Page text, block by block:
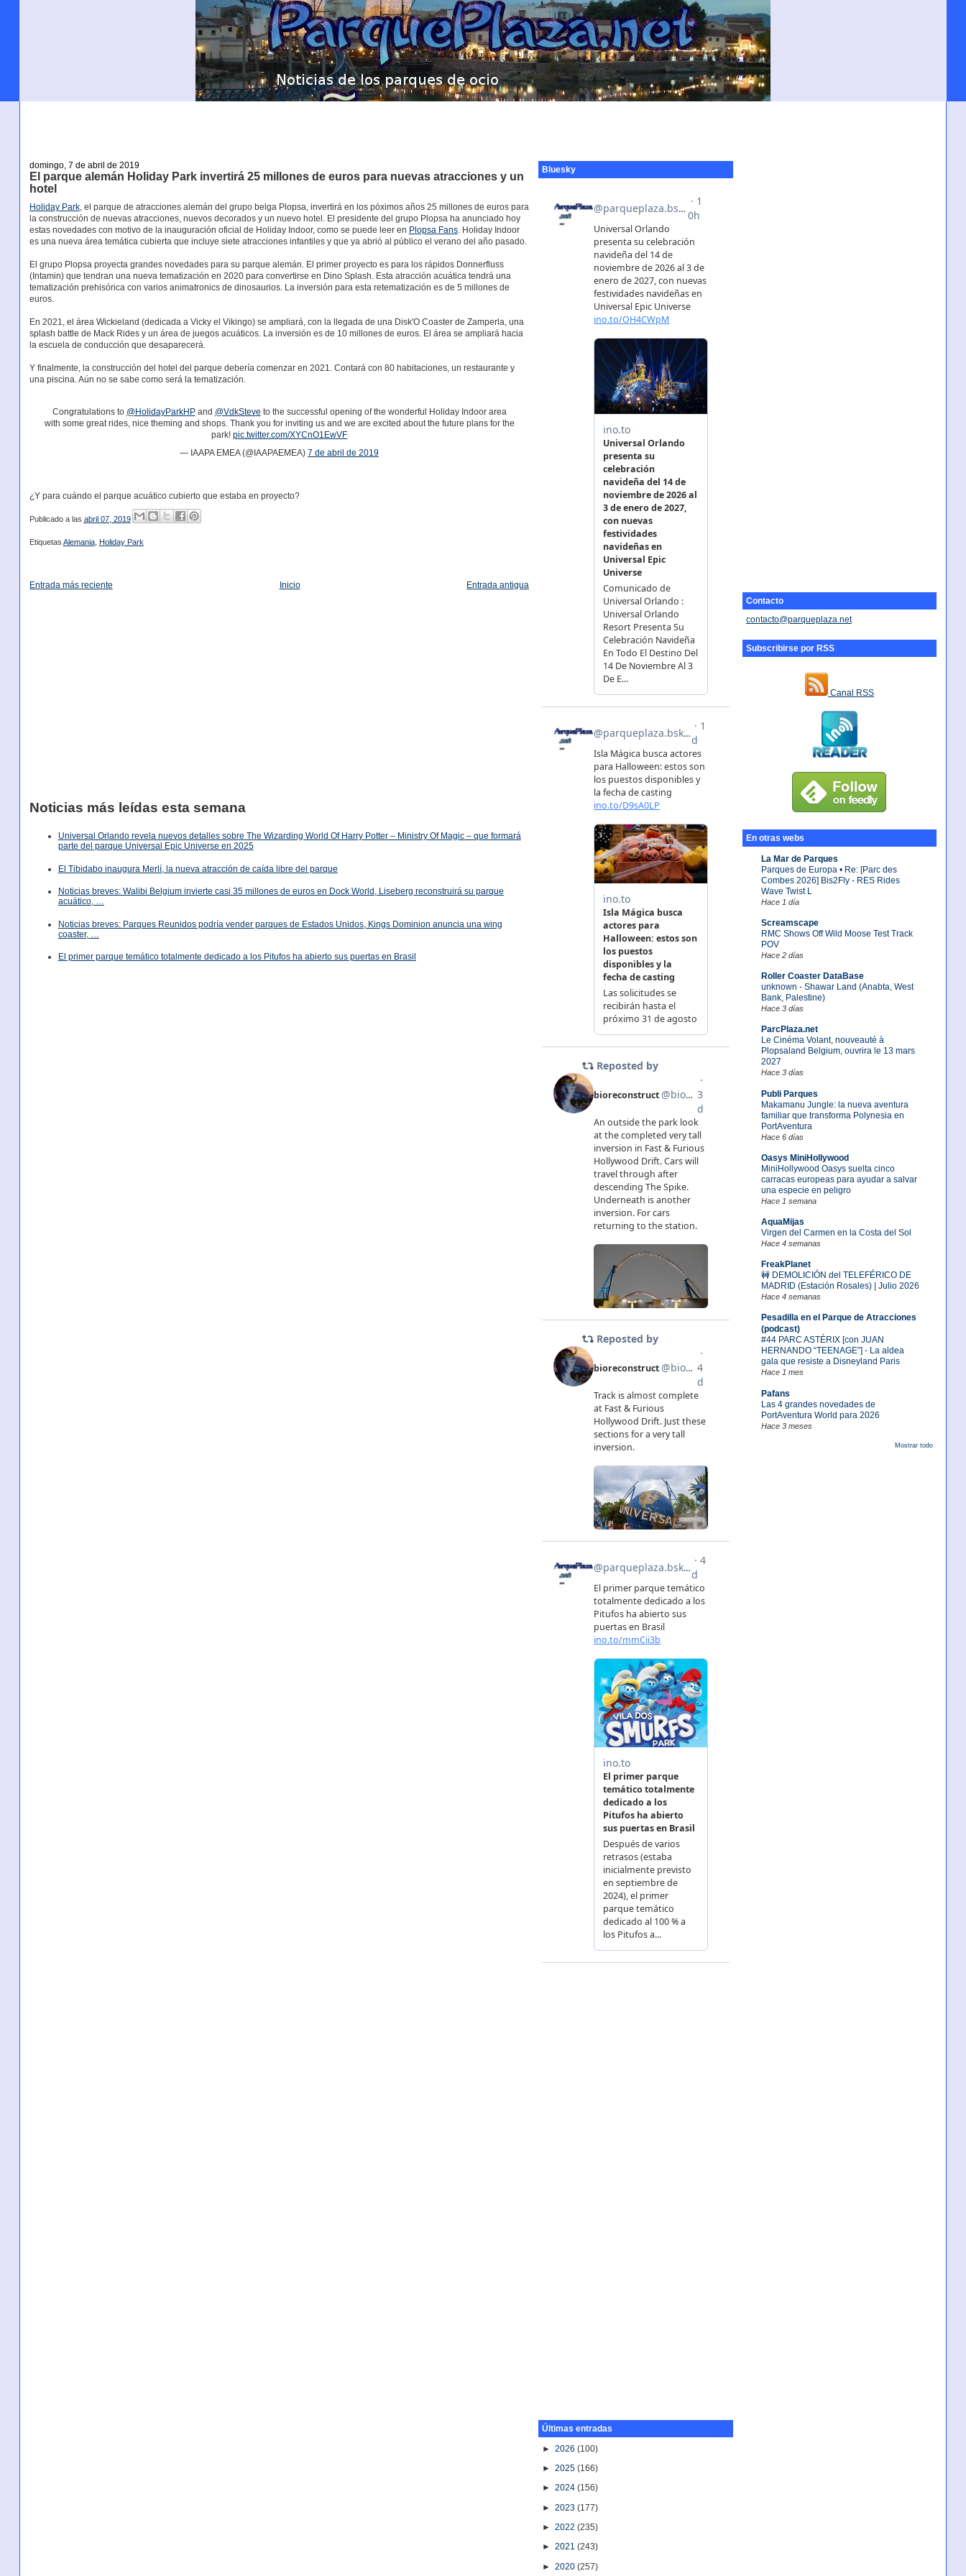
Contacto
contacto@parqueplaza.net
Subscribirse por RSS
Canal RSS
En otras webs
La Mar de Parques
Parques de Europa • Re: [Parc des
Combes 2026] Bis2Fly - RES Rides
Wave Twist L
Hace 1 día
Screamscape
RMC Shows Off Wild Moose Test Track
POV
Hace 2 días
Roller Coaster DataBase
unknown - Shawar Land (Anabta, West
Bank, Palestine)
Hace 3 días
ParcPlaza.net
Le Cinéma Volant, nouveauté à
Plopsaland Belgium, ouvrira le 13 mars
2027
Hace 3 días
Publi Parques
Makamanu Jungle: la nueva aventura
familiar que transforma Polynesia en
PortAventura
Hace 6 días
Oasys MiniHollywood
MiniHollywood Oasys suelta cinco
carracas europeas para ayudar a salvar
una especie en peligro
Hace 1 semana
AquaMijas
Virgen del Carmen en la Costa del Sol
Hace 4 semanas
FreakPlanet
🚧 DEMOLICIÓN del TELEFÉRICO DE
MADRID (Estación Rosales) | Julio 2026
Hace 4 semanas
Pesadilla en el Parque de Atracciones
(podcast)
#44 PARC ASTÉRIX [con JUAN
HERNANDO “TEENAGE”] - La aldea
gala que resiste a Disneyland Paris
Hace 1 mes
Pafans
Las 4 grandes novedades de
PortAventura World para 2026
Hace 3 meses
Mostrar todo
domingo, 7 de abril de 2019
El parque alemán Holiday Park invertirá 25 millones de euros para nuevas atracciones y un
hotel
Holiday Park, el parque de atracciones alemán del grupo belga Plopsa, invertirá en los póximos años 25 millones de euros para
la construcción de nuevas atracciones, nuevos decorados y un nuevo hotel. El presidente del grupo Plopsa ha anunciado hoy
estas novedades con motivo de la inauguración oficial de Holiday Indoor, como se puede leer en Plopsa Fans. Holiday Indoor
es una nueva área temática cubierta que incluye siete atracciones infantiles y que ya abrió al público el verano del año pasado.
El grupo Plopsa proyecta grandes novedades para su parque alemán. El primer proyecto es para los rápidos Donnerfluss
(Intamin) que tendran una nueva tematización en 2020 para convertirse en Dino Splash. Esta atracción acuática tendrá una
tematización prehisórica con varios animatronics de dinosaurios. La inversión para esta retematización es de 5 millones de
euros.
En 2021, el área Wickieland (dedicada a Vicky el Vikingo) se ampliará, con la llegada de una Disk'O Coaster de Zamperla, una
splash battle de Mack Rides y un área de juegos acuáticos. La inversión es de 10 millones de euros. El área se ampliará hacia
la escuela de conducción que desaparecerá.
Y finalmente, la construcción del hotel del parque debería comenzar en 2021. Contará con 80 habitaciones, un restaurante y
una piscina. Aún no se sabe como será la tematización.
Congratulations to @HolidayParkHPand @VdkSteve to the successful opening of the wonderful Holiday Indoor area
with some great rides, nice theming and shops. Thank you for inviting us and we are excited about the future plans for the
park!pic.twitter.com/XYCnO1EwVF
— IAAPA EMEA (@IAAPAEMEA)7 de abril de 2019
¿Y para cuándo el parque acuático cubierto que estaba en proyecto?
Publicado a las abril 07, 2019
Etiquetas Alemania, Holiday Park
Entrada más reciente Entrada antigua
Inicio
Noticias más leídas esta semana
Universal Orlando revela nuevos detalles sobre The Wizarding World Of Harry Potter – Ministry Of Magic – que formará
parte del parque Universal Epic Universe en 2025
El Tibidabo inaugura Merlí, la nueva atracción de caída libre del parque
Noticias breves: Walibi Belgium invierte casi 35 millones de euros en Dock World, Liseberg reconstruirá su parque
acuático, …
Noticias breves: Parques Reunidos podría vender parques de Estados Unidos, Kings Dominion anuncia una wing
coaster, …
El primer parque temático totalmente dedicado a los Pitufos ha abierto sus puertas en Brasil
Bluesky
Últimas entradas
►2026(100)
►2025(166)
►2024(156)
►2023(177)
►2022(235)
►2021(243)
►2020(257)